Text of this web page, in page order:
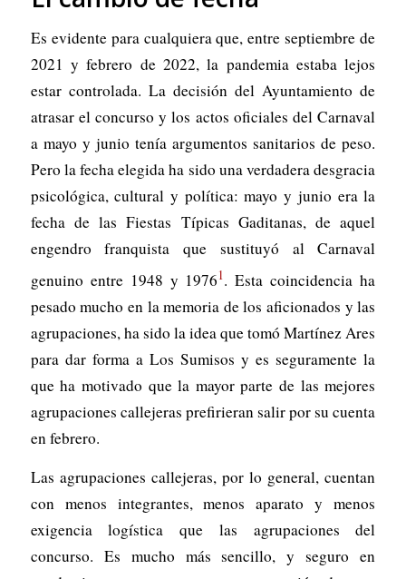
Es evidente para cualquiera que, entre septiembre de
2021 y febrero de 2022, la pandemia estaba lejos
estar controlada. La decisión del Ayuntamiento de
atrasar el concurso y los actos oficiales del Carnaval
a mayo y junio tenía argumentos sanitarios de peso.
Pero la fecha elegida ha sido una verdadera desgracia
psicológica, cultural y política: mayo y junio era la
fecha de las Fiestas Típicas Gaditanas, de aquel
engendro franquista que sustituyó al Carnaval
genuino entre 1948 y 19761. Esta coincidencia ha
pesado mucho en la memoria de los aficionados y las
agrupaciones, ha sido la idea que tomó Martínez Ares
para dar forma a Los Sumisos y es seguramente la
que ha motivado que la mayor parte de las mejores
agrupaciones callejeras prefirieran salir por su cuenta
en febrero.
Las agrupaciones callejeras, por lo general, cuentan
con menos integrantes, menos aparato y menos
exigencia logística que las agrupaciones del
concurso. Es mucho más sencillo, y seguro en